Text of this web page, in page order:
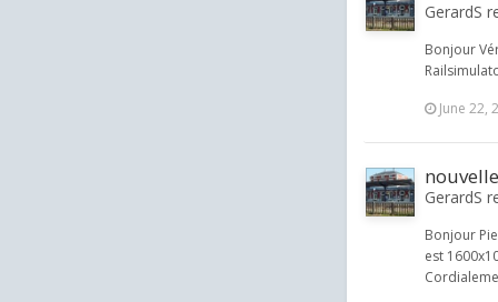
GerardS
Bonjour
June 22,
GerardS
Bonjour
est